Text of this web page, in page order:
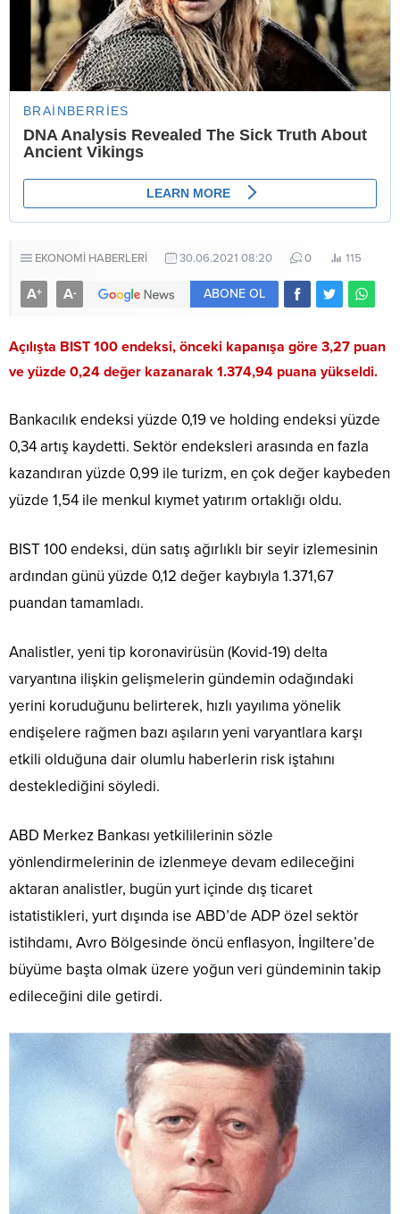
EKONOMİ HABERLERİ 30.06.2021 08:20 0 115
A+ A- ABONE OL
Açılışta BIST 100 endeksi, önceki kapanışa göre 3,27 puan
ve yüzde 0,24 değer kazanarak 1.374,94 puana yükseldi.
Bankacılık endeksi yüzde 0,19 ve holding endeksi yüzde
0,34 artış kaydetti. Sektör endeksleri arasında en fazla
kazandıran yüzde 0,99 ile turizm, en çok değer kaybeden
yüzde 1,54 ile menkul kıymet yatırım ortaklığı oldu.
BIST 100 endeksi, dün satış ağırlıklı bir seyir izlemesinin
ardından günü yüzde 0,12 değer kaybıyla 1.371,67
puandan tamamladı.
Analistler, yeni tip koronavirüsün (Kovid-19) delta
varyantına ilişkin gelişmelerin gündemin odağındaki
yerini koruduğunu belirterek, hızlı yayılıma yönelik
endişelere rağmen bazı aşıların yeni varyantlara karşı
etkili olduğuna dair olumlu haberlerin risk iştahını
desteklediğini söyledi.
ABD Merkez Bankası yetkililerinin sözle
yönlendirmelerinin de izlenmeye devam edileceğini
aktaran analistler, bugün yurt içinde dış ticaret
istatistikleri, yurt dışında ise ABD’de ADP özel sektör
istihdamı, Avro Bölgesinde öncü enflasyon, İngiltere’de
büyüme başta olmak üzere yoğun veri gündeminin takip
edileceğini dile getirdi.